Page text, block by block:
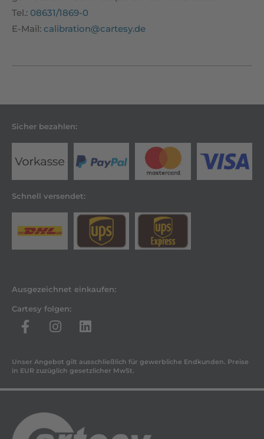
Tel.: 08631/1869-0
E-Mail: calibration@cartesy.de
Sicher bezahlen:
Schnell versendet:
Ausgezeichnet einkaufen:
Cartesy folgen:
Unser Angebot gilt ausschließlich für gewerbliche Endkunden. Preise
in EUR zuzüglich gesetzlicher MwSt.